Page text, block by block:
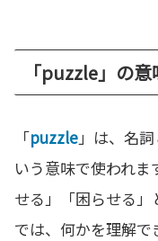
「puzzle」の
「puzzle」は、名
いう意味で使われ
せる」「困らせる
では、何かを理解